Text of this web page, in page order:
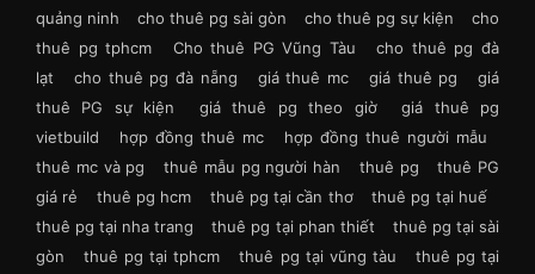
quảng ninh
cho thuê pg sài gòn cho thuê pg sự kiện
cho
thuê pg tphcm
Cho thuê PG Vũng Tàu
cho thuê pg đà
lạt
cho thuê pg đà nẵng giá thuê mc giá thuê pg
giá
thuê PG sự kiện
giá thuê pg theo giờ
giá thuê pg
vietbuild
hợp đồng thuê mc
hợp đồng thuê người mẫu
thuê mc và pg
thuê mẫu pg người hàn thuê pg
thuê PG
giá rẻ
thuê pg hcm thuê pg tại cần thơ
thuê pg tại huế
thuê pg tại nha trang
thuê pg tại phan thiết
thuê pg tại sài
gòn
thuê pg tại tphcm thuê pg tại vũng tàu thuê pg tại